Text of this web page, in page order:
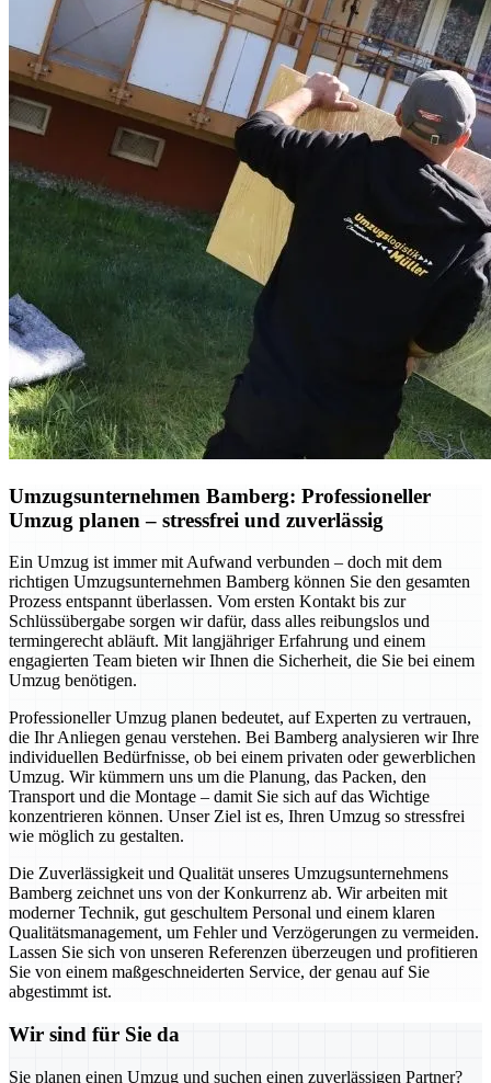
Umzugsunternehmen Bamberg: Professioneller
Umzug planen – stressfrei und zuverlässig
Ein Umzug ist immer mit Aufwand verbunden – doch mit dem
richtigen Umzugsunternehmen Bamberg können Sie den gesamten
Prozess entspannt überlassen. Vom ersten Kontakt bis zur
Schlüssübergabe sorgen wir dafür, dass alles reibungslos und
termingerecht abläuft. Mit langjähriger Erfahrung und einem
engagierten Team bieten wir Ihnen die Sicherheit, die Sie bei einem
Umzug benötigen.
Professioneller Umzug planen bedeutet, auf Experten zu vertrauen,
die Ihr Anliegen genau verstehen. Bei Bamberg analysieren wir Ihre
individuellen Bedürfnisse, ob bei einem privaten oder gewerblichen
Umzug. Wir kümmern uns um die Planung, das Packen, den
Transport und die Montage – damit Sie sich auf das Wichtige
konzentrieren können. Unser Ziel ist es, Ihren Umzug so stressfrei
wie möglich zu gestalten.
Die Zuverlässigkeit und Qualität unseres Umzugsunternehmens
Bamberg zeichnet uns von der Konkurrenz ab. Wir arbeiten mit
moderner Technik, gut geschultem Personal und einem klaren
Qualitätsmanagement, um Fehler und Verzögerungen zu vermeiden.
Lassen Sie sich von unseren Referenzen überzeugen und profitieren
Sie von einem maßgeschneiderten Service, der genau auf Sie
abgestimmt ist.
Wir sind für Sie da
Sie planen einen Umzug und suchen einen zuverlässigen Partner?